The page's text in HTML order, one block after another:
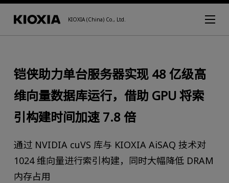
KIOXIA (China) Co., Ltd.
铠侠助力单台服务器实现 48 亿级高
维向量数据库运行，借助 GPU 将索
引构建时间加速 7.8 倍
通过 NVIDIA cuVS 库与 KIOXIA AiSAQ 技术对
1024 维向量进行索引构建，同时大幅降低 DRAM
内存占用